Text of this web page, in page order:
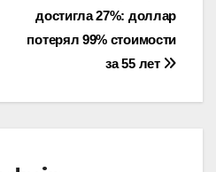
достигла 27%: доллар
потерял 99% стоимости
за 55 лет